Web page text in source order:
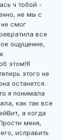
ч тобой -
не мы с
смог
все
ощущение,
этом!Я
этого не
останется.
я понимала
как так все
Вит, а когда
меня,
исправить